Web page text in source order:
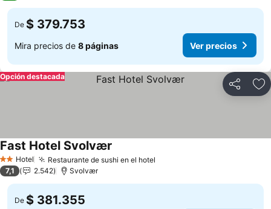
De $ 379.753
Mira precios de 8 páginas Ver precios
Compartir
Opción destacada
2 Estrellas
Hotel Restaurante de sushi en el hotel
Fast Hotel Svolvær
7,1 2.542 Svolvær
De $ 381.355